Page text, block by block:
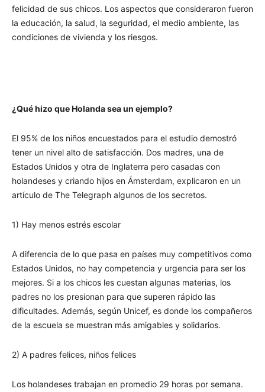
felicidad de sus chicos. Los aspectos que consideraron fueron
la educación, la salud, la seguridad, el medio ambiente, las
condiciones de vivienda y los riesgos.
¿Qué hizo que Holanda sea un ejemplo?
El 95% de los niños encuestados para el estudio demostró
tener un nivel alto de satisfacción. Dos madres, una de
Estados Unidos y otra de Inglaterra pero casadas con
holandeses y criando hijos en Ámsterdam, explicaron en un
artículo de The Telegraph algunos de los secretos.
1) Hay menos estrés escolar
A diferencia de lo que pasa en países muy competitivos como
Estados Unidos, no hay competencia y urgencia para ser los
mejores. Si a los chicos les cuestan algunas materias, los
padres no los presionan para que superen rápido las
dificultades. Además, según Unicef, es donde los compañeros
de la escuela se muestran más amigables y solidarios.
2) A padres felices, niños felices
Los holandeses trabajan en promedio 29 horas por semana.